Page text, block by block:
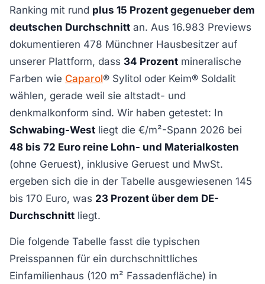
Ranking mit rund plus 15 Prozent gegenueber dem
deutschen Durchschnitt an. Aus 16.983 Previews
dokumentieren 478 Münchner Hausbesitzer auf
unserer Plattform, dass 34 Prozent mineralische
Farben wie Caparol® Sylitol oder Keim® Soldalit
wählen, gerade weil sie altstadt- und
denkmalkonform sind. Wir haben getestet: In
Schwabing-West liegt die €/m²-Spann 2026 bei
48 bis 72 Euro reine Lohn- und Materialkosten
(ohne Geruest), inklusive Geruest und MwSt.
ergeben sich die in der Tabelle ausgewiesenen 145
bis 170 Euro, was 23 Prozent über dem DE-
Durchschnitt liegt.
Die folgende Tabelle fasst die typischen
Preisspannen für ein durchschnittliches
Einfamilienhaus (120 m² Fassadenfläche) in